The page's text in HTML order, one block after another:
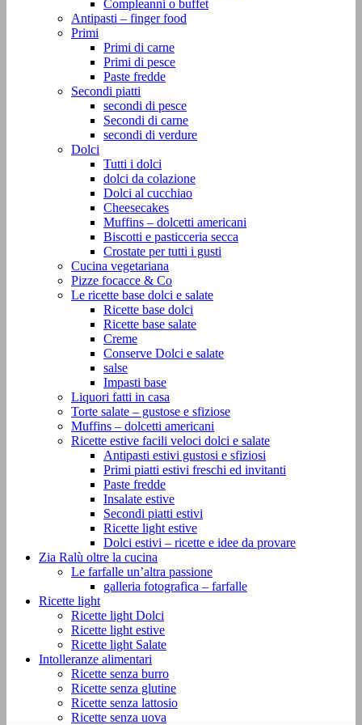
Compleanni o buffet
Antipasti – finger food
Primi
Primi di carne
Primi di pesce
Paste fredde
Secondi piatti
secondi di pesce
Secondi di carne
secondi di verdure
Dolci
Tutti i dolci
dolci da colazione
Dolci al cucchiao
Cheesecakes
Muffins – dolcetti americani
Biscotti e pasticceria secca
Crostate per tutti i gusti
Cucina vegetariana
Pizze focacce & Co
Le ricette base dolci e salate
Ricette base dolci
Ricette base salate
Creme
Conserve Dolci e salate
salse
Impasti base
Liquori fatti in casa
Torte salate – gustose e sfiziose
Muffins – dolcetti americani
Ricette estive facili veloci dolci e salate
Antipasti estivi gustosi e sfiziosi
Primi piatti estivi freschi ed invitanti
Paste fredde
Insalate estive
Secondi piatti estivi
Ricette light estive
Dolci estivi – ricette e idee da provare
Zia Ralù oltre la cucina
Le farfalle un’altra passione
galleria fotografica – farfalle
Ricette light
Ricette light Dolci
Ricette light estive
Ricette light Salate
Intolleranze alimentari
Ricette senza burro
Ricette senza glutine
Ricette senza lattosio
Ricette senza uova